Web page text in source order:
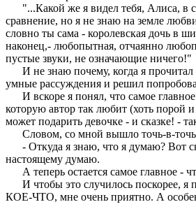
"...Какой же я видел тебя, Алиса, в
сравнение, но я не знаю на земле
словно ты сама - королевская дочь в
наконец,- любопытная, отчаянно
пустые звуки, не означающие ничего!"
И не знаю почему, когда я прочитал
умные рассуждения и решил
И вскоре я понял, что самое главное
которую автор так любит (хоть порой
может подарить девочке - и сказке! -
Словом, со мной вышло точь-в-точь
- Откуда я знаю, что я думаю? Вот
настоящему думаю.
А теперь остается самое главное -
И чтобы это случилось поскорее, я
КОЕ-ЧТО, мне очень приятно. А